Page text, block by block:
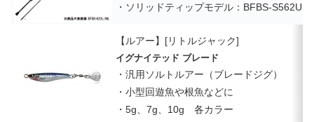
・ソリッドティップモデル：BFBS-S562UL
【ルアー】[リトルジャック]
イグナイテッド ブレード
・汎用ソルトルアー（ブレードジグ）
・小型回遊魚や根魚などに
・5g、7g、10g 各カラー